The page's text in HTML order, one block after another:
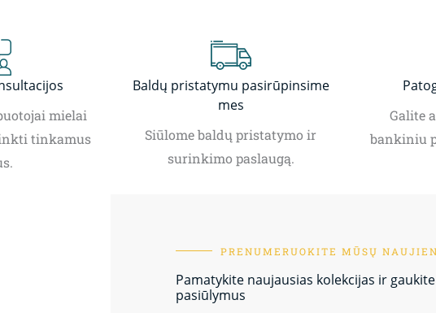
mielai
tinkamus
Baldų pristatymu pasirūpinsime
mes
Siūlome baldų pristatymo ir
surinkimo paslaugą.
Galite
bankiniu
PRENUMERUOKITE MŪSŲ
Pamatykite naujausias kolekcijas ir
pasiūlymus